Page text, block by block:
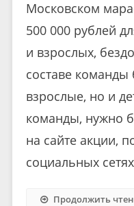
Московском
500 000 рублей
и взрослых,
составе
взрослые, но и
команды, нужно
на сайте акции,
социальных
Продолжить